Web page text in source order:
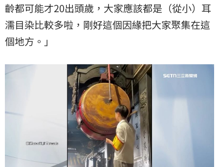
齡都可能才20出頭歲，大家應該都是（從小）耳
濡目染比較多啦，剛好這個因緣把大家聚集在這
個地方。」